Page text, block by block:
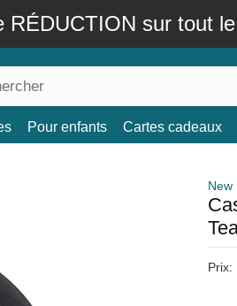
RÉDUCTION sur tout
Pour enfants Cartes cadeaux
New
Prix: